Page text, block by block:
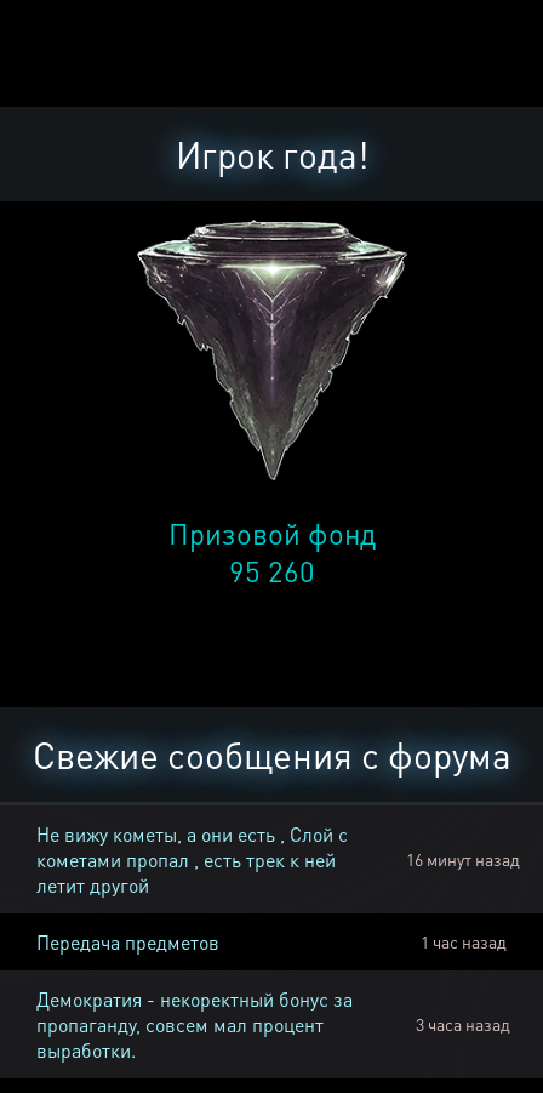
Игрок года!
Призовой фонд
95 260
Свежие сообщения с форума
Не вижу кометы, а они есть , Слой с
кометами пропал , есть трек к ней
летит другой
16 минут назад
Передача предметов 1 час назад
Демократия - некоректный бонус за
пропаганду, совсем мал процент
выработки.
3 часа назад